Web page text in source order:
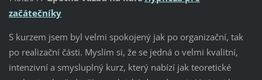
začátečníky
S kurzem jsem byl velmi spokojený jak po organizační, tak
po realizační části. Myslím si, že se jedná o velmi kvalitní,
intenzivní a smysluplný kurz, který nabízí jak teoretické